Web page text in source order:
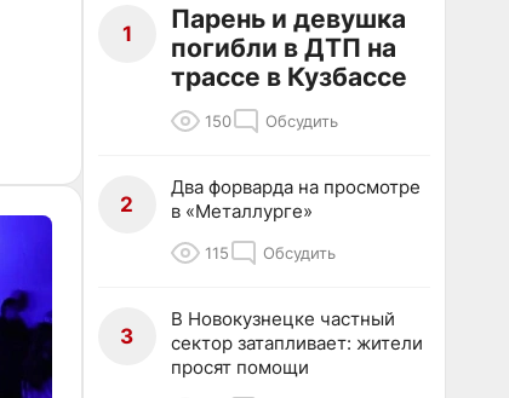
1
Парень и девушка
погибли в ДТП на
трассе в Кузбассе
150 Обсудить
2
Два форварда на просмотре
в «Металлурге»
115 Обсудить
3
В Новокузнецке частный
сектор затапливает: жители
просят помощи